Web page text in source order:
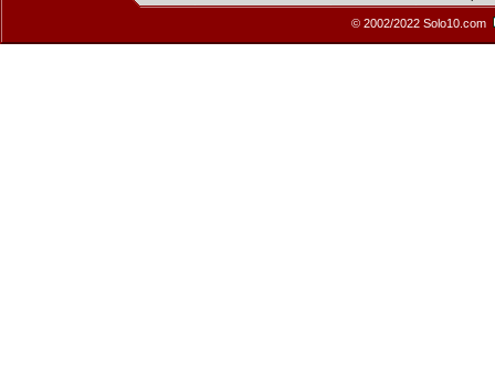
© 2002/2022 Solo10.com